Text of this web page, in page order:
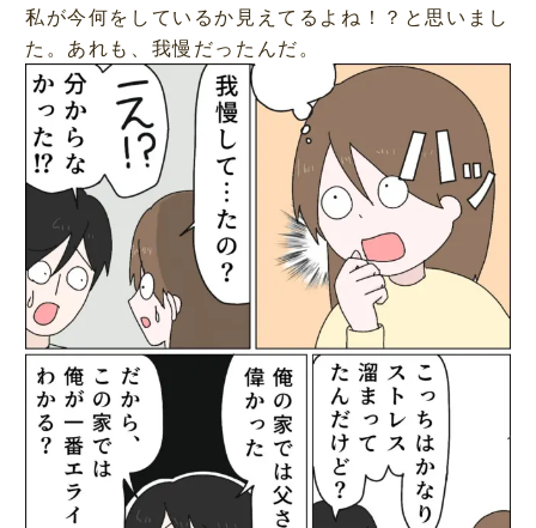
私が今何をしているか見えてるよね！？と思いまし
た。あれも、我慢だったんだ。